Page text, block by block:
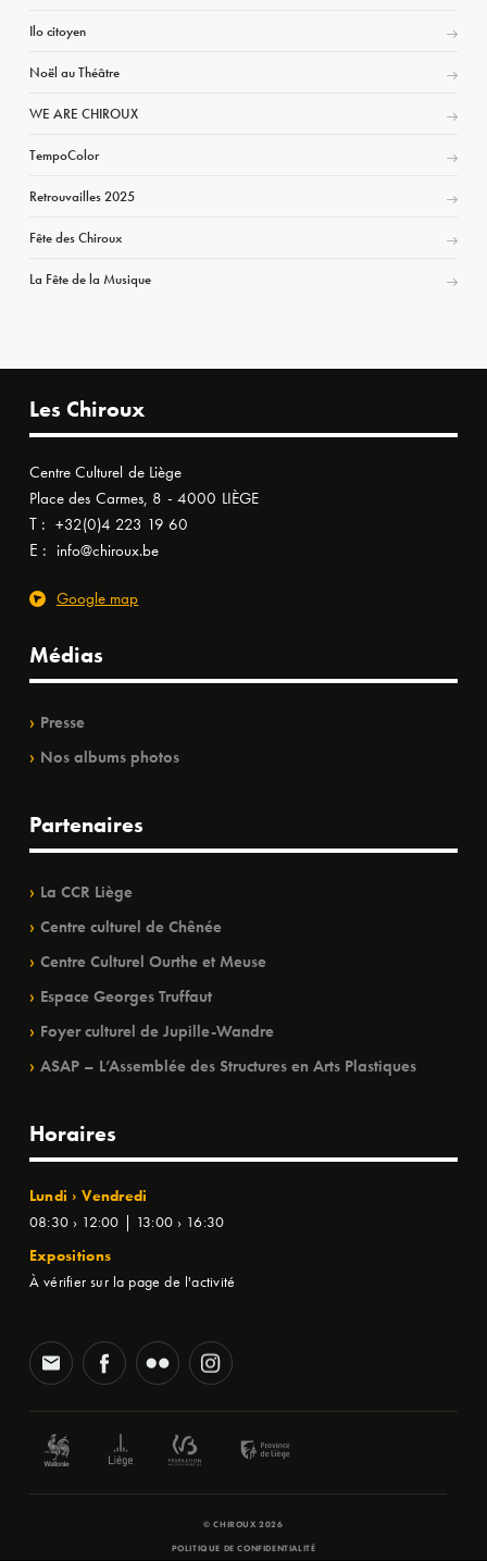
Ilo citoyen
Noël au Théâtre
WE ARE CHIROUX
TempoColor
Retrouvailles 2025
Fête des Chiroux
La Fête de la Musique
Les Chiroux
Centre Culturel de Liège
Place des Carmes, 8 - 4000 LIÈGE
T : +32(0)4 223 19 60
E : info@chiroux.be
Google map
Médias
Presse
Nos albums photos
Partenaires
La CCR Liège
Centre culturel de Chênée
Centre Culturel Ourthe et Meuse
Espace Georges Truffaut
Foyer culturel de Jupille-Wandre
ASAP – L’Assemblée des Structures en Arts Plastiques
Horaires
Lundi › Vendredi
08:30 › 12:00 | 13:00 › 16:30
Expositions
À vérifier sur la page de l'activité
© CHIROUX 2026
POLITIQUE DE CONFIDENTIALITÉ